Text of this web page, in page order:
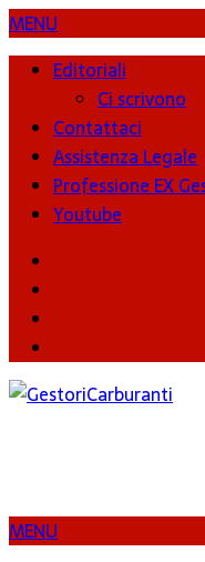
MENU
Editoriali
Ci scrivono
Contattaci
Assistenza Legale
Professione EX
Youtube
MENU